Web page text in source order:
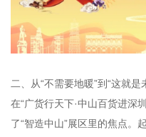
二、从“不需要地暖”到“这就
在“广货行天下·中山百货进深
了“智造中山”展区里的焦点。